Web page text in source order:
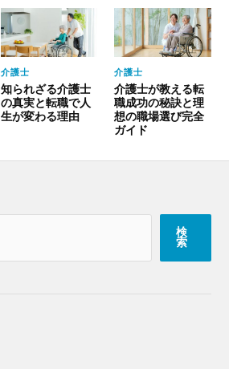
介護士
知られざる介護士
の真実と転職で人
生が変わる理由
介護士
介護士が教える転
職成功の秘訣と理
想の職場選び完全
ガイド
検
索